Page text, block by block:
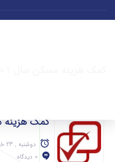
کمک هزینه
دوشنبه , 23 خرداد 1401
0 دیدگاه